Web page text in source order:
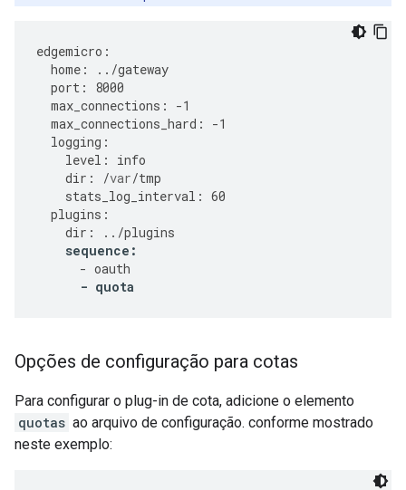
edgemicro :
home : ../gateway
port :
8000
max_connections : -1
max_connections_hard : -1
logging :
level :
info
dir : /var/tmp
stats_log_interval : 60
plugins :
dir : ../plugins
sequence :
- oauth
- quota
Opções de configuração para cotas
Para configurar o plug-in de cota, adicione o elemento
quotas ao arquivo de configuração. conforme mostrado
neste exemplo: